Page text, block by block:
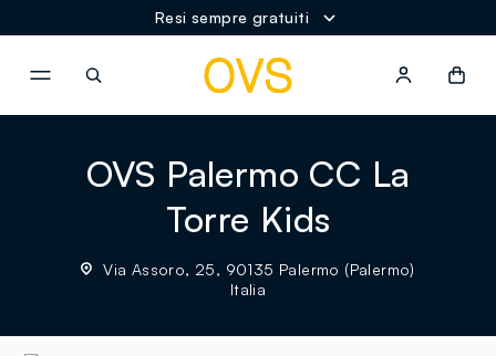
Resi sempre gratuiti
OVS Palermo CC La
Torre Kids
Via Assoro, 25, 90135 Palermo (Palermo)
Italia